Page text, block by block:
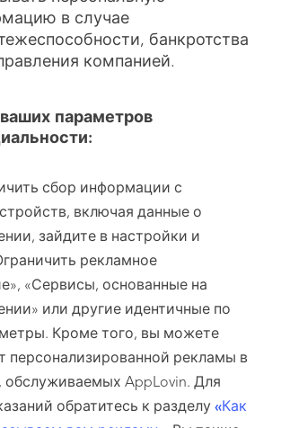
в случае
банкротства
компанией.
параметров
сбор информации с
включая данные о
зайдите в настройки и
рекламное
«Сервисы, основанные на
или другие идентичные по
Кроме того, вы можете
персонализированной рекламы в
обслуживаемых AppLovin. Для
обратитесь к разделу «Как